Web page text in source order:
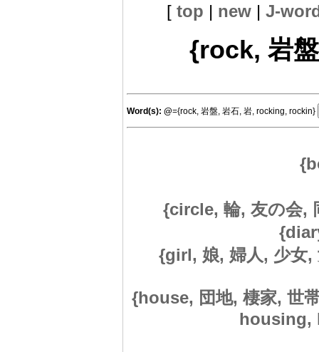
[ top | new| J-
{rock, 岩
Word(s): @={rock, 岩盤, 岩石, 岩, rocking, rockin}
{circle, 輪, 友の会,
{girl, 娘, 婦人, 少女,
{house, 団地, 棲家, 世
housing,